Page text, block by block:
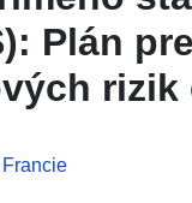
Plán
rizik
v